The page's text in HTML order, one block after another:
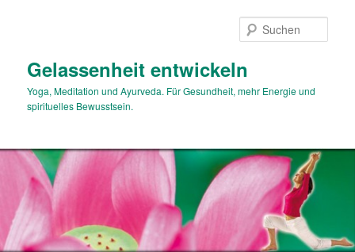
Gelassenheit entwickeln
Yoga, Meditation und Ayurveda. Für Gesundheit, mehr Energie und
spirituelles Bewusstsein.